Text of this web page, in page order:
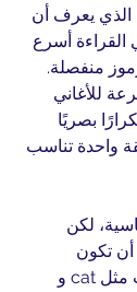
الذي يعرف أن
أسرع
منفصلة.
للأغاني
بصريًا
واحدة تناسب
لكن
تكون
مرتبطة بحياة الطفل. كلمات مثل cat و